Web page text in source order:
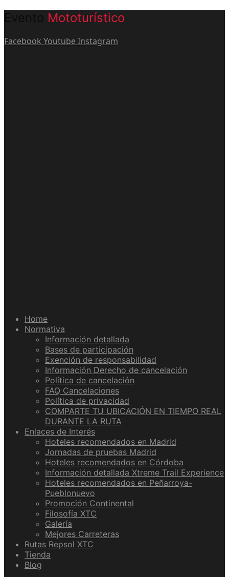
Mototurístico
Facebook Youtube Instagram
Home
Normativa
Información detallada
Bases de participación
Exención de responsabilidad
Información Derecho de cancelación
Política de cancelación
FAQ Cancelaciones
Política de privacidad
COMPARTE TU UBICACIÓN EN TIEMPO REAL
DURANTE LA RUTA
Enlaces de Interés
Hoteles recomendados en Madrid
Jornadas de pruebas Madrid
Hoteles recomendados en Córdoba
Información detallada Xtreme Trail Experience
Hoteles recomendados en Peñarroya-
Pueblonuevo
Promoción Continental
Filosofía XTC
Galería
Mejores Carreteras
Rutas Repsol XTC
Tienda
Blog